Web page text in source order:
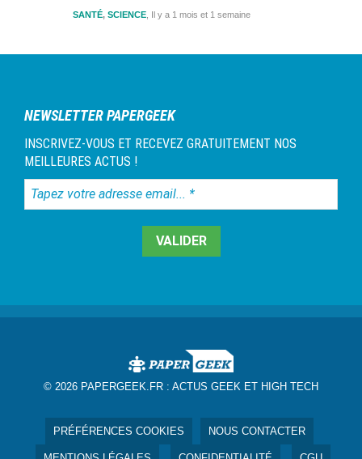
Il y a 1 mois et 1 semaine
SANTÉ, SCIENCE
NEWSLETTER PAPERGEEK
INSCRIVEZ-VOUS ET RECEVEZ GRATUITEMENT NOS
MEILLEURES ACTUS !
Tapez
votre
© 2026 PAPERGEEK.FR : ACTUS GEEK ET HIGH TECH
PRÉFÉRENCES COOKIES NOUS CONTACTER